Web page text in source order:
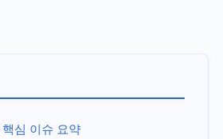
심 이슈 요약